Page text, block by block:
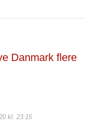
Danmark flere
kl. 23:15